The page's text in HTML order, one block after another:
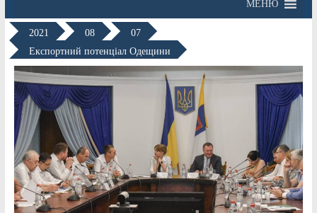
МЕНЮ
2021 08
07
Експортний потенціал Одещини